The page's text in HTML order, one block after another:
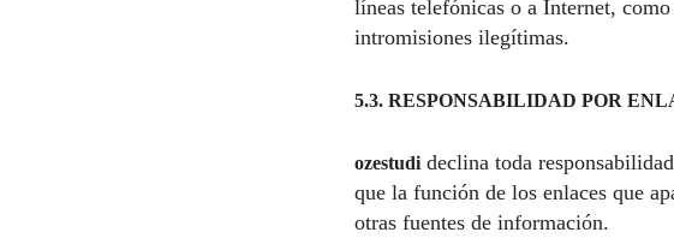
líneas telefónicas o a Internet,
intromisiones ilegítimas.
5.3. RESPONSABILIDAD POR
ozestudideclina toda
que la función de los enlaces que
otras fuentes de información.